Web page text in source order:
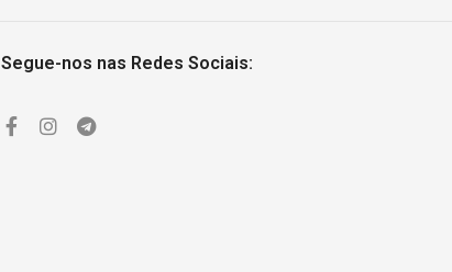
Segue-nos nas Redes Sociais: